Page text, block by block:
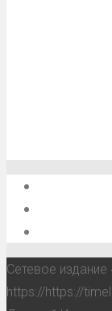
Сетевое издание
https://https://